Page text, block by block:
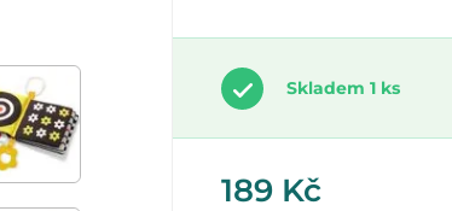
Skladem 1 ks
189 Kč